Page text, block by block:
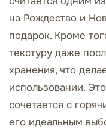
на Рождество и
подарок. Кроме
текстуру даже
хранения, что
использовании.
сочетается с
его идеальным